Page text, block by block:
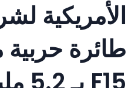
طائرة